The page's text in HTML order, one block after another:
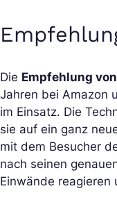
Die Empfehlung
Jahren bei Amazon
im Einsatz. Die
sie auf ein ganz
mit dem Besucher
nach seinen
Einwände reagieren